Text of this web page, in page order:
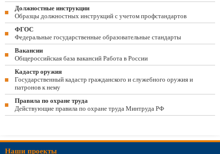
Должностные инструкции
Образцы должностных инструкций с учетом профстандартов
ФГОС
Федеральные государственные образовательные стандарты
Вакансии
Общероссийская база вакансий Работа в России
Кадастр оружия
Государственный кадастр гражданского и служебного оружия и
патронов к нему
Правила по охране труда
Действующие правила по охране труда Минтруда РФ
Наши проекты